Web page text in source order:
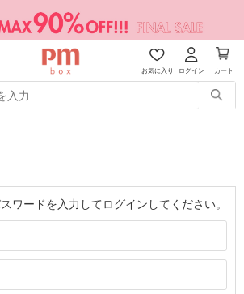
お気に入り ログイン カート
ワードを入力してログインしてください。